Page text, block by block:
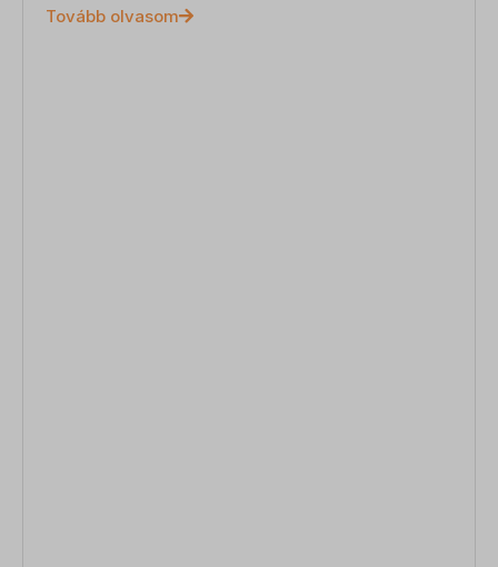
Tovább olvasom